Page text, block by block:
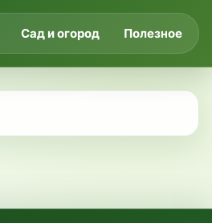
Сад и огород Полезное